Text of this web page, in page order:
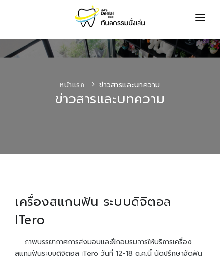
เกี่ยวกับเรา
ข่าวสารและบทความ
ติดต่อเรา
ค้นหาทันตแพทย์จัดฟันใส
หน้าแรก ข่าวสารและบทความ
ข่าวสารและบทความ
เครื่องสแกนฟัน ระบบดิจิตอล
ITero
ภาพบรรยากาศการส่งมอบและฝึกอบรมการให้บริการเครื่อง
สแกนฟันระบบดิจิตอล iTero วันที่ 12-18 ต.ค.นี้ นัดปรึกษาจัดฟัน